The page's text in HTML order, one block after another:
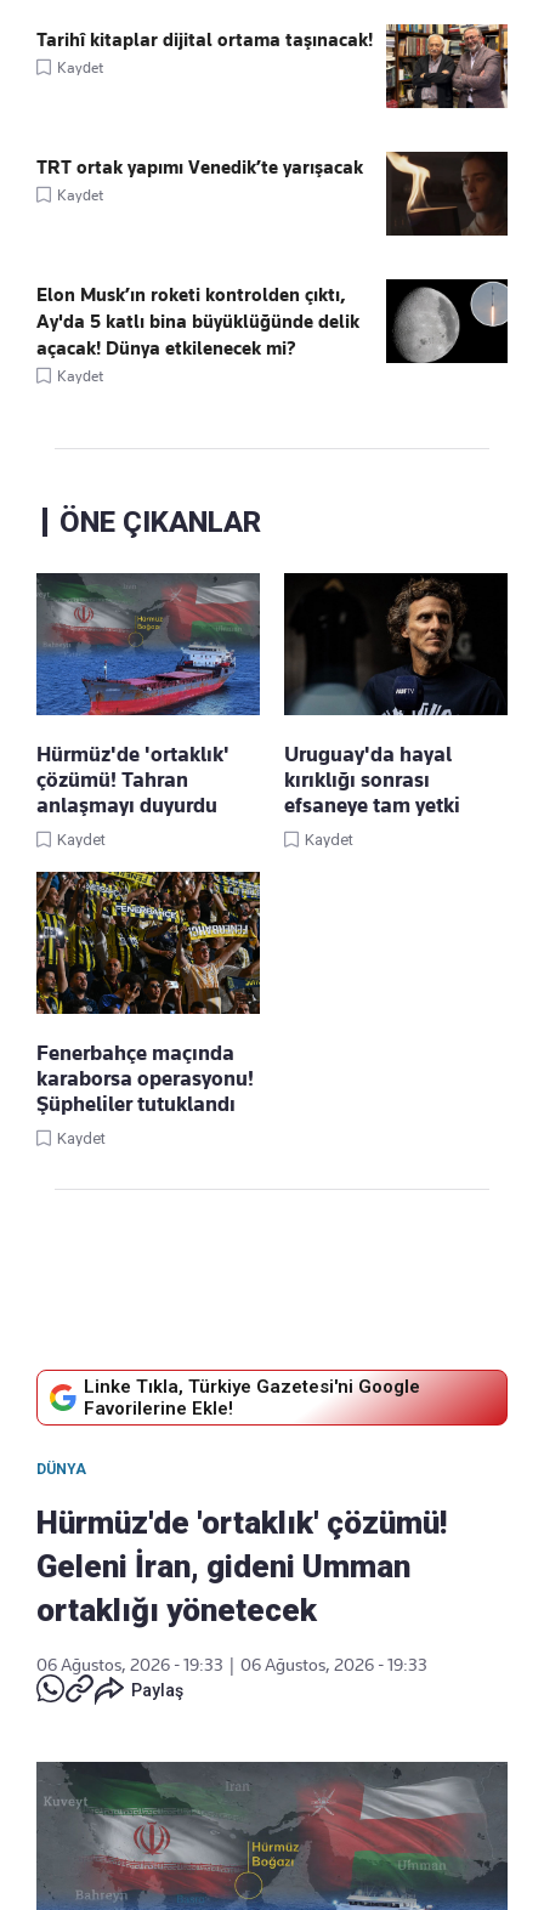
Tarihî kitaplar dijital ortama taşınacak!
Kaydet
TRT ortak yapımı Venedik’te yarışacak
Kaydet
Elon Musk’ın roketi kontrolden çıktı,
Ay'da 5 katlı bina büyüklüğünde delik
açacak! Dünya etkilenecek mi?
Kaydet
ÖNE ÇIKANLAR
Hürmüz'de 'ortaklık'
çözümü! Tahran
anlaşmayı duyurdu
Kaydet
Uruguay'da hayal
kırıklığı sonrası
efsaneye tam yetki
Kaydet
Fenerbahçe maçında
karaborsa operasyonu!
Şüpheliler tutuklandı
Kaydet
Linke Tıkla, Türkiye Gazetesi'ni Google
Favorilerine Ekle!
DÜNYA
Hürmüz'de 'ortaklık' çözümü!
Geleni İran, gideni Umman
ortaklığı yönetecek
06 Ağustos, 2026 - 19:33
06 Ağustos, 2026 - 19:33
Paylaş